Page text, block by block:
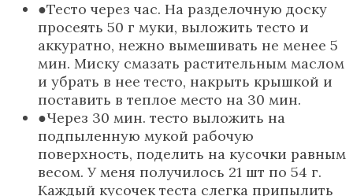
Тесто через час. На разделочную доску
просеять 50 г муки, выложить тесто и
аккуратно, нежно вымешивать не менее 5
мин. Миску смазать растительным маслом
и убрать в нее тесто, накрыть крышкой и
поставить в теплое место на 30 мин.
Через 30 мин. тесто выложить на
подпыленную мукой рабочую
поверхность, поделить на кусочки равным
весом. У меня получилось 21 шт по 54 г.
Каждый кусочек теста слегка припылить